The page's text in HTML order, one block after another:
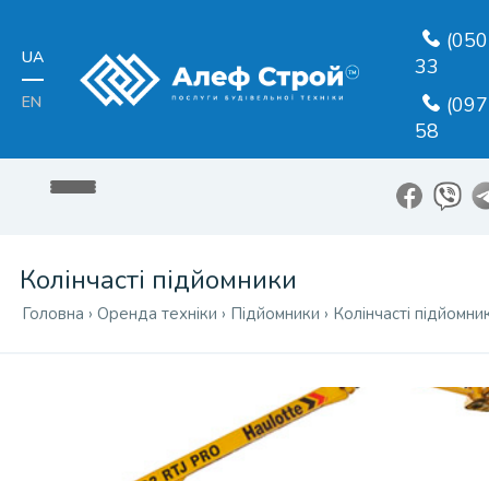
UA
EN
33
58
Колінчасті підйомники
Головна › Оренда техніки › Підйомники › Колінчасті